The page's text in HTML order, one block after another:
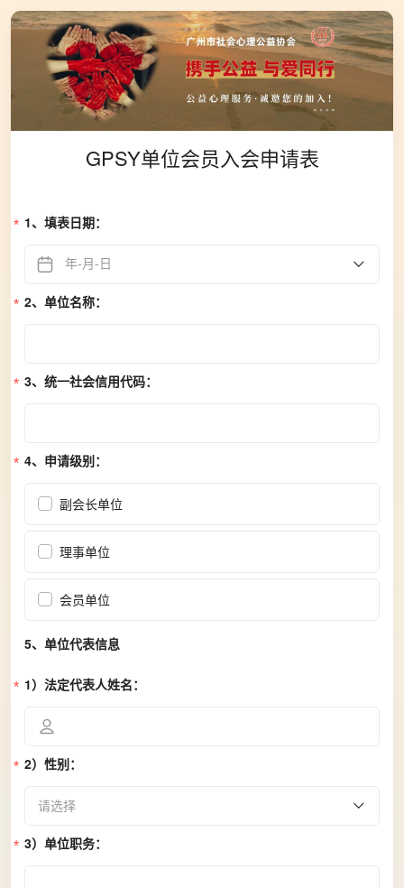
GPSY单位会员入会申请表
1、填表日期：
年-月-日
2、单位名称：
3、统一社会信用代码：
4、申请级别：
副会长单位
理事单位
会员单位
5、单位代表信息
1）法定代表人姓名：
2）性别：
请选择
3）单位职务：